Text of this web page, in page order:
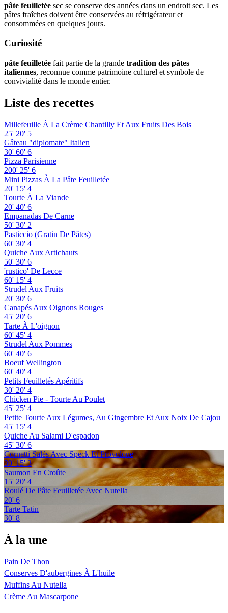
pâte feuilletée sec se conserve des années dans un endroit sec. Les
pâtes fraîches doivent être conservées au réfrigérateur et
consommées en quelques jours.
Curiosité
pâte feuilletée fait partie de la grande tradition des pâtes
italiennes, reconnue comme patrimoine culturel et symbole de
convivialité dans le monde entier.
Liste des recettes
Millefeuille À La Crème Chantilly Et Aux Fruits Des Bois
25' 20' 5
Gâteau "diplomate" Italien
30' 60' 6
Pizza Parisienne
200' 25' 6
Mini Pizzas À La Pâte Feuilletée
20' 15' 4
Tourte À La Viande
20' 40' 6
Empanadas De Carne
50' 30' 2
Pasticcio (Gratin De Pâtes)
60' 30' 4
Quiche Aux Artichauts
50' 30' 6
'rustico' De Lecce
60' 15' 4
Strudel Aux Fruits
20' 30' 6
Canapés Aux Oignons Rouges
45' 20' 6
Tarte À L'oignon
60' 45' 4
Strudel Aux Pommes
60' 40' 6
Boeuf Wellington
60' 40' 4
Petits Feuilletés Apéritifs
30' 20' 4
Chicken Pie - Tourte Au Poulet
45' 25' 4
Petite Tourte Aux Légumes, Au Gingembre Et Aux Noix De Cajou
45' 15' 4
Quiche Au Salami D'espadon
45' 30' 6
Cornetti Salés Avec Speck Et Provolone
30'15'3
Saumon En Croûte
15' 20' 4
Roulé De Pâte Feuilletée Avec Nutella
20' 6
Tarte Tatin
30' 8
À la une
Pain De Thon
Conserves D'aubergines À L'huile
Muffins Au Nutella
Crème Au Mascarpone